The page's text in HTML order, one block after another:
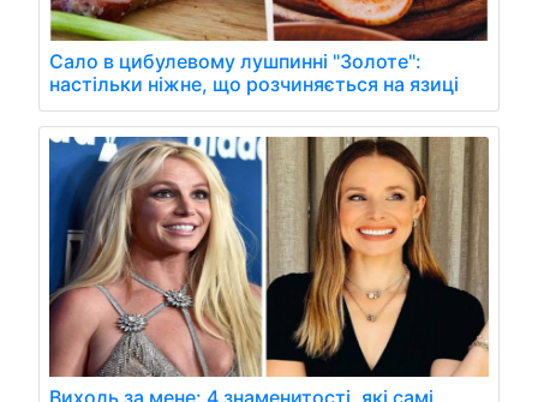
Сало в цибулевому лушпинні "Золоте":
настільки ніжне, що розчиняється на язиці